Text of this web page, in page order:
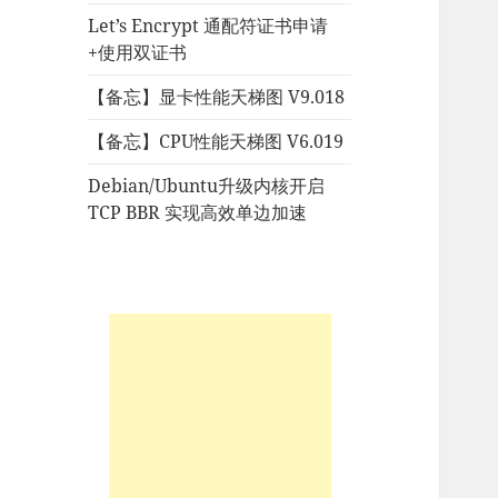
Let’s Encrypt 通配符证书申请
+使用双证书
【备忘】显卡性能天梯图 V9.018
【备忘】CPU性能天梯图 V6.019
Debian/Ubuntu升级内核开启
TCP BBR 实现高效单边加速